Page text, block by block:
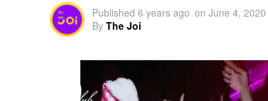
Published 6 years ago on June 4, 2020
By The Joi